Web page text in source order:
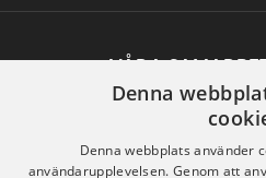
VÅRA
Denna
Denna webbplats använder
användarupplevelsen. Genom att